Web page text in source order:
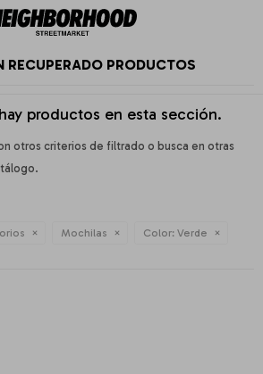
RECUPERADO PRODUCTOS
productos en esta sección.
otros criterios de filtrado o busca en otras
Mochilas Color: Verde